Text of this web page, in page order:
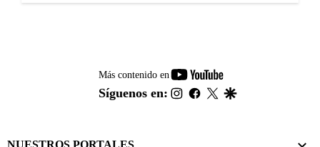
Más contenido en
youtube-
footer
Síguenos en: instagram
facebook
twitter